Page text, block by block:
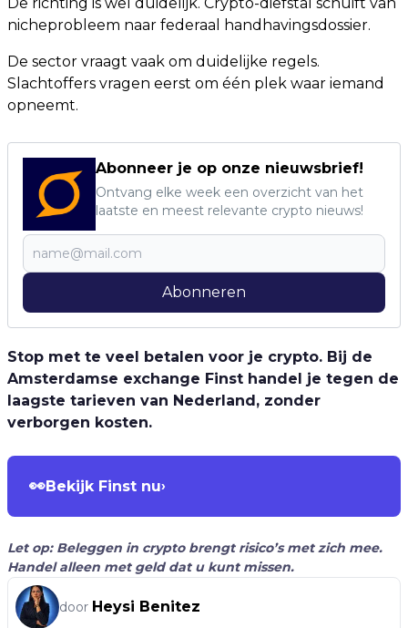
nicheprobleem naar federaal handhavingsdossier.
De sector vraagt vaak om duidelijke regels.
Slachtoffers vragen eerst om één plek waar iemand
opneemt.
Abonneer je op onze nieuwsbrief!
Ontvang elke week een overzicht van het
laatste en meest relevante crypto nieuws!
Abonneren
Stop met te veel betalen voor je crypto. Bij de
Amsterdamse exchange Finst handel je tegen de
laagste tarieven van Nederland, zonder
verborgen kosten.
👀Bekijk Finst nu›
Let op: Beleggen in crypto brengt risico’s met zich mee.
Handel alleen met geld dat u kunt missen.
door Heysi Benitez